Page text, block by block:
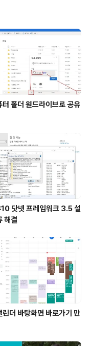
에서
받
제 저
의문
. 다
터 폴더 원드라이브로 공유
닷넷 프레임워크 3.5 설
해결
린더 바탕화면 바로가기 만